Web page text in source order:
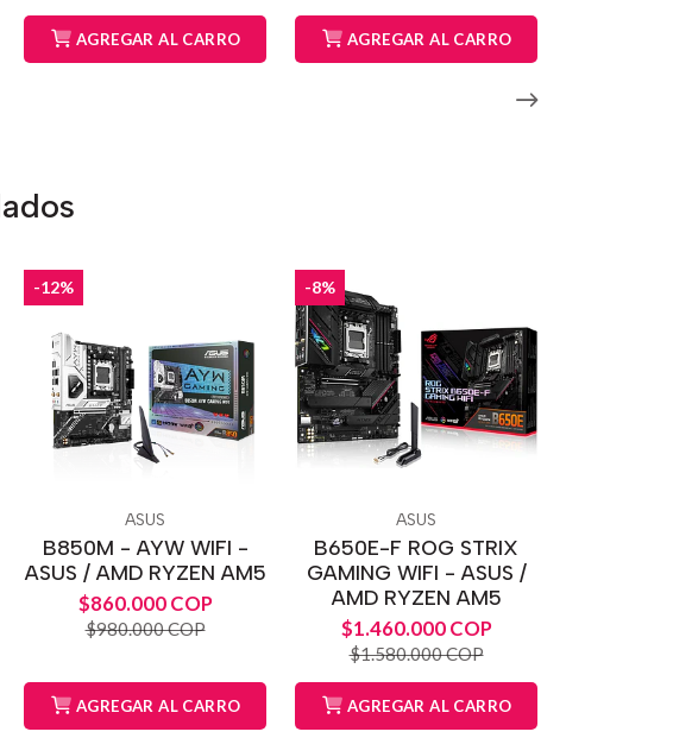
AGREGAR AL CARRO AGREGAR AL CARRO
-12%
ASUS
B850M - AYW WIFI -
ASUS / AMD RYZEN AM5
$860.000 COP
$980.000 COP
AGREGAR AL CARRO
-8%
ASUS
B650E-F ROG STRIX
GAMING WIFI - ASUS /
AMD RYZEN AM5
$1.460.000 COP
$1.580.000 COP
AGREGAR AL CARRO